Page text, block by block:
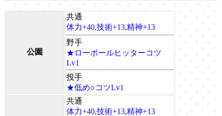
公園
共通
体力+40,技術+13,精神+13
野手
★ローボールヒッターコツ
Lv1
投手
★低め○コツLv1
共通
体力+40,技術+13,精神+13